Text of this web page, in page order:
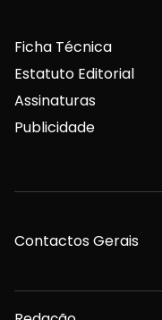
Ficha Técnica
Estatuto Editorial
Assinaturas
Publicidade
Contactos Gerais